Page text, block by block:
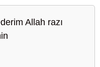
Allah razı